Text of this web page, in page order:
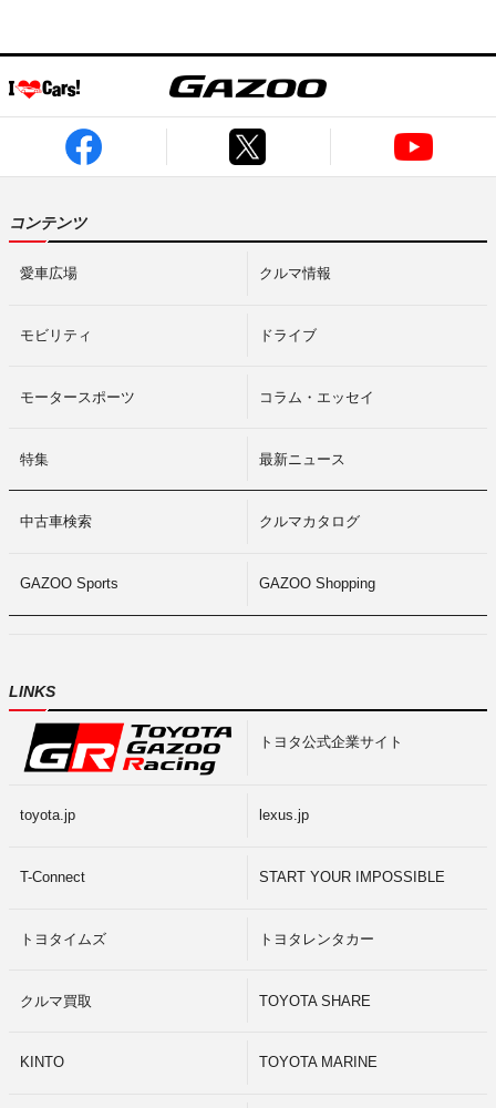
コンテンツ
愛車広場 クルマ情報
モビリティ ドライブ
モータースポーツ コラム・エッセイ
特集 最新ニュース
中古車検索 クルマカタログ
GAZOO Sports GAZOO Shopping
LINKS
トヨタ公式企業サイト
toyota.jp lexus.jp
T-Connect START YOUR IMPOSSIBLE
トヨタイムズ トヨタレンタカー
クルマ買取 TOYOTA SHARE
KINTO TOYOTA MARINE